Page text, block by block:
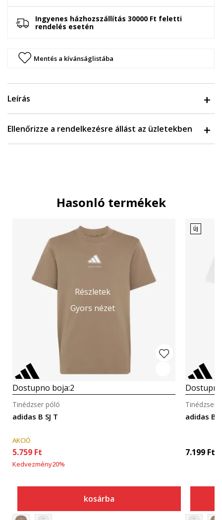
Ingyenes házhozszállítás 30000 Ft feletti
rendelés esetén
Mentés a kívánságlistába
Leírás
Ellenőrizze a rendelkezésre állást az üzletekben
Hasonló termékek
Részletek
Gyors nézet
Dostupno boja:2
adidas B SJ T
Tinédzser póló
AKCIÓ
5.759 Ft
Kedvezmény20%
kosárba
ÚJ
adidas B
Tinédzser
7.199 Ft